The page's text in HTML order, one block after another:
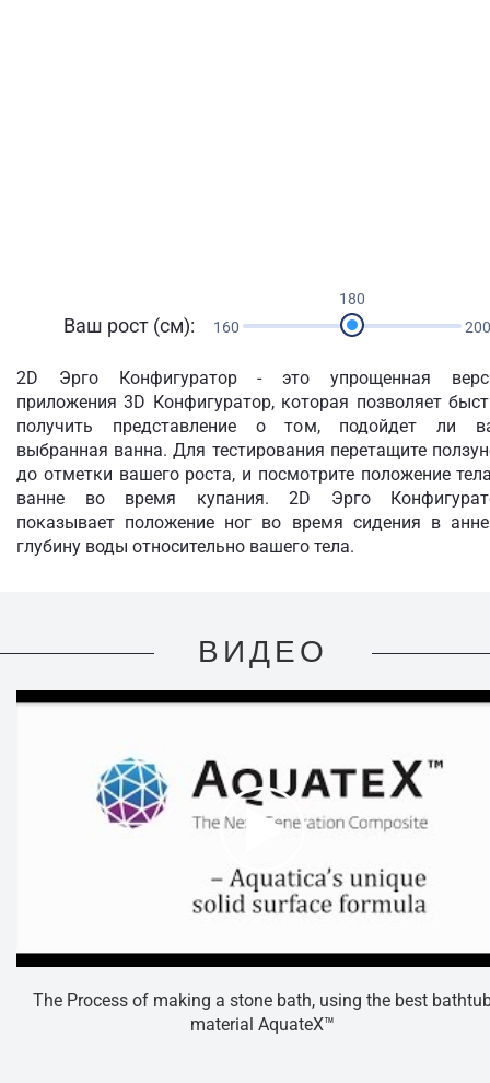
Ваш рост (см): 160 200
180
2D Эрго Конфигуратор - это упрощенная
приложения 3D Конфигуратор, которая позволяет
получить представление о том, подойдет ли
выбранная ванна. Для тестирования перетащите
до отметки вашего роста, и посмотрите положение
ванне во время купания. 2D Эрго
показывает положение ног во время сидения в
глубину воды относительно вашего тела.
ВИДЕО
The Process of making a stone bath, using the best
material AquateX™